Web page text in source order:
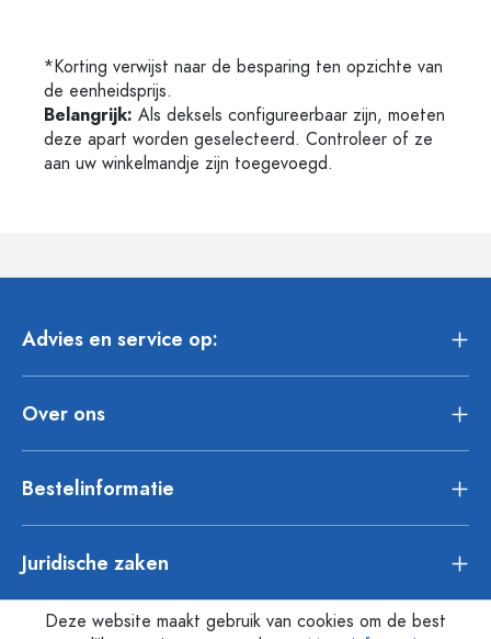
*Korting verwijst naar de besparing ten opzichte van
de eenheidsprijs.
Belangrijk: Als deksels configureerbaar zijn, moeten
deze apart worden geselecteerd. Controleer of ze
aan uw winkelmandje zijn toegevoegd.
Advies en service op:
Over ons
Bestelinformatie
Juridische zaken
Deze website maakt gebruik van cookies om de best